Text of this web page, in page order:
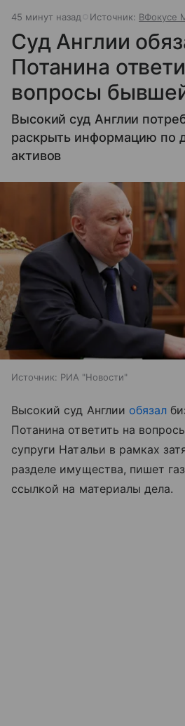
45 минут назад Источник: ВФокусе
Суд Англии
Потанина
вопросы
Высокий суд Англии
раскрыть информацию по
активов
Источник: РИА "Новости"
Высокий суд Англии обязал
Потанина ответить на
супруги Натальи в рамках
разделе имущества, пишет
ссылкой на материалы дела.